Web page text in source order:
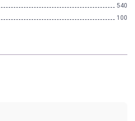
540
100